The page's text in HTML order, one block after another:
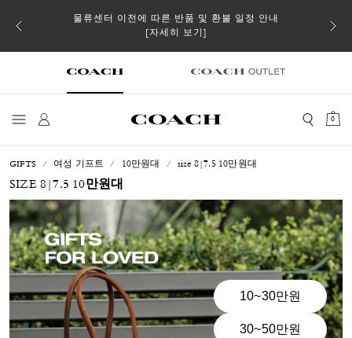
스트
물류센터 이전에 따른 반품 및 환불 일정 안내
[자세히 보기]
일부
0
GIFTS 여성 기프트 10만원대 size 8|7.5 10만원대
SIZE 8|7.5 10만원대
10~30만원
30~50만원